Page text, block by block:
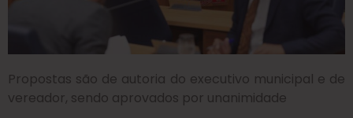
Propostas são de autoria do executivo municipal e de
vereador, sendo aprovados por unanimidade